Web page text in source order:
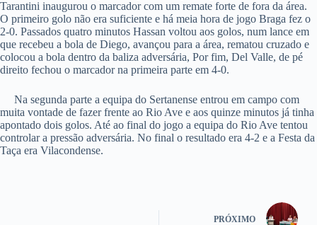
Tarantini inaugurou o marcador com um remate forte de fora da área.
O primeiro golo não era suficiente e há meia hora de jogo Braga fez o
2-0. Passados quatro minutos Hassan voltou aos golos, num lance em
que recebeu a bola de Diego, avançou para a área, rematou cruzado e
colocou a bola dentro da baliza adversária, Por fim, Del Valle, de pé
direito fechou o marcador na primeira parte em 4-0.
Na segunda parte a equipa do Sertanense entrou em campo com
muita vontade de fazer frente ao Rio Ave e aos quinze minutos já tinha
apontado dois golos. Até ao final do jogo a equipa do Rio Ave tentou
controlar a pressão adversária. No final o resultado era 4-2 e a Festa da
Taça era Vilacondense.
PRÓXIMO